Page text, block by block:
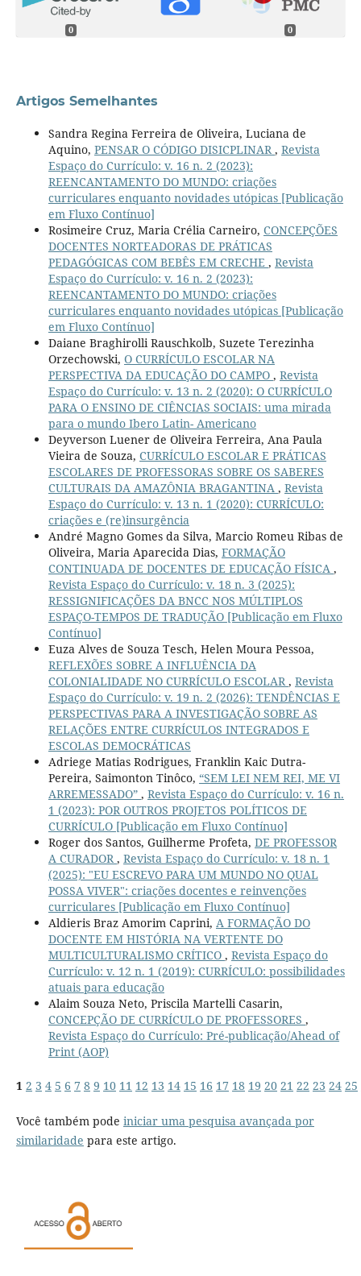
0 0
Artigos Semelhantes
Sandra Regina Ferreira de Oliveira, Luciana de
Aquino, PENSAR O CÓDIGO DISICPLINAR, Revista
Espaço do Currículo: v. 16 n. 2 (2023):
REENCANTAMENTO DO MUNDO: criações
curriculares enquanto novidades utópicas [Publicação
em Fluxo Contínuo]
Rosimeire Cruz, Maria Crélia Carneiro, CONCEPÇÕES
DOCENTES NORTEADORAS DE PRÁTICAS
PEDAGÓGICAS COM BEBÊS EM CRECHE , Revista
Espaço do Currículo: v. 16 n. 2 (2023):
REENCANTAMENTO DO MUNDO: criações
curriculares enquanto novidades utópicas [Publicação
em Fluxo Contínuo]
Daiane Braghirolli Rauschkolb, Suzete Terezinha
Orzechowski, O CURRÍCULO ESCOLAR NA
PERSPECTIVA DA EDUCAÇÃO DO CAMPO , Revista
Espaço do Currículo: v. 13 n. 2 (2020): O CURRÍCULO
PARA O ENSINO DE CIÊNCIAS SOCIAIS: uma mirada
para o mundo Ibero Latin- Americano
Deyverson Luener de Oliveira Ferreira, Ana Paula
Vieira de Souza, CURRÍCULO ESCOLAR E PRÁTICAS
ESCOLARES DE PROFESSORAS SOBRE OS SABERES
CULTURAIS DA AMAZÔNIA BRAGANTINA , Revista
Espaço do Currículo: v. 13 n. 1 (2020): CURRÍCULO:
criações e (re)insurgência
André Magno Gomes da Silva, Marcio Romeu Ribas de
Oliveira, Maria Aparecida Dias, FORMAÇÃO
CONTINUADA DE DOCENTES DE EDUCAÇÃO FÍSICA ,
Revista Espaço do Currículo: v. 18 n. 3 (2025):
RESSIGNIFICAÇÕES DA BNCC NOS MÚLTIPLOS
ESPAÇO-TEMPOS DE TRADUÇÃO [Publicação em Fluxo
Contínuo]
Euza Alves de Souza Tesch, Helen Moura Pessoa,
REFLEXÕES SOBRE A INFLUÊNCIA DA
COLONIALIDADE NO CURRÍCULO ESCOLAR, Revista
Espaço do Currículo: v. 19 n. 2 (2026): TENDÊNCIAS E
PERSPECTIVAS PARA A INVESTIGAÇÃO SOBRE AS
RELAÇÕES ENTRE CURRÍCULOS INTEGRADOS E
ESCOLAS DEMOCRÁTICAS
Adriege Matias Rodrigues, Franklin Kaic Dutra-
Pereira, Saimonton Tinôco, “SEM LEI NEM REI, ME VI
ARREMESSADO” , Revista Espaço do Currículo: v. 16 n.
1 (2023): POR OUTROS PROJETOS POLÍTICOS DE
CURRÍCULO [Publicação em Fluxo Contínuo]
Roger dos Santos, Guilherme Profeta, DE PROFESSOR
A CURADOR, Revista Espaço do Currículo: v. 18 n. 1
(2025): "EU ESCREVO PARA UM MUNDO NO QUAL
POSSA VIVER": criações docentes e reinvenções
curriculares [Publicação em Fluxo Contínuo]
Aldieris Braz Amorim Caprini, A FORMAÇÃO DO
DOCENTE EM HISTÓRIA NA VERTENTE DO
MULTICULTURALISMO CRÍTICO , Revista Espaço do
Currículo: v. 12 n. 1 (2019): CURRÍCULO: possibilidades
atuais para educação
Alaim Souza Neto, Priscila Martelli Casarin,
CONCEPÇÃO DE CURRÍCULO DE PROFESSORES ,
Revista Espaço do Currículo: Pré-publicação/Ahead of
Print (AOP)
1 2 3 4 5 6 7 8 9 10 11 12 13 14 15 16 17 18 19 20 21 22 23 24 25
Você também pode iniciar uma pesquisa avançada por
similaridade para este artigo.